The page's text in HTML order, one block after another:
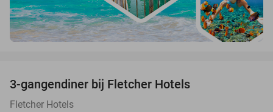
3-gangendiner bij Fletcher Hotels
Fletcher Hotels